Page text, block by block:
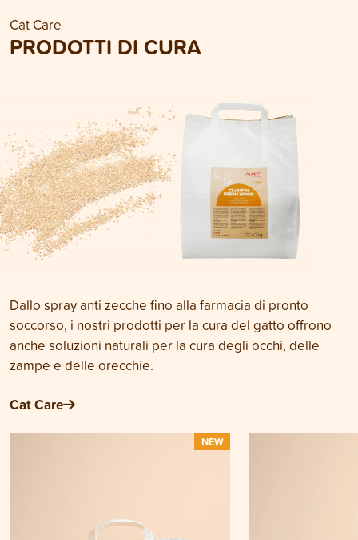
Cat Care
PRODOTTI DI CURA
Dallo spray anti zecche fino alla farmacia di pronto
soccorso, i nostri prodotti per la cura del gatto offrono
anche soluzioni naturali per la cura degli occhi, delle
zampe e delle orecchie.
Cat Care
NEW